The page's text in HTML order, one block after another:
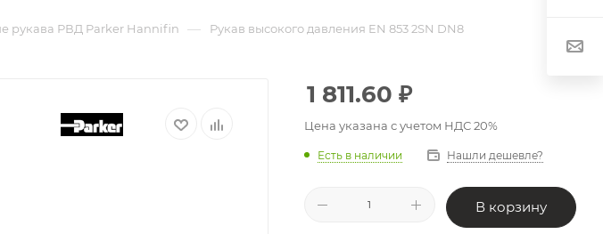
рукава РВД Parker Hannifin — Рукав высокого давления EN 853 2SN DN8
1 811.60 ₽
Цена указана с учетом НДС 20%
Есть в наличии Нашли дешевле?
В корзину